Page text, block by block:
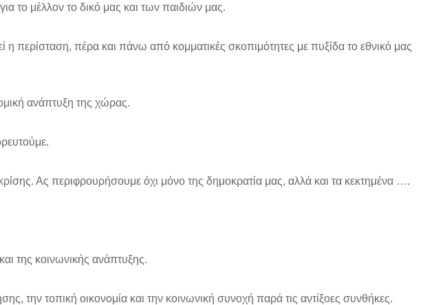
το μέλλον το δικό μας και των παιδιών μας.
η περίσταση, πέρα και πάνω από κομματικές σκοπιμότητες με πυξίδα το εθνικό μας
ανάπτυξη της χώρας.
Ας περιφρουρήσουμε όχι μόνο της δημοκρατία μας, αλλά και τα κεκτημένα ….
της κοινωνικής ανάπτυξης.
την τοπική οικονομία και την κοινωνική συνοχή παρά τις αντίξοες συνθήκες.